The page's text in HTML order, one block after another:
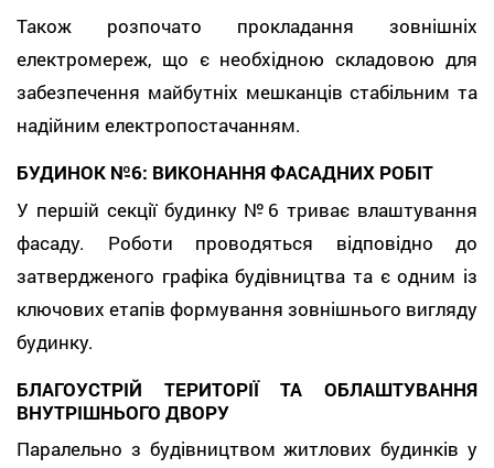
Також розпочато прокладання зовнішніх
електромереж, що є необхідною складовою для
забезпечення майбутніх мешканців стабільним та
надійним електропостачанням.
БУДИНОК №6: ВИКОНАННЯ ФАСАДНИХ РОБІТ
У першій секції будинку №6 триває влаштування
фасаду. Роботи проводяться відповідно до
затвердженого графіка будівництва та є одним із
ключових етапів формування зовнішнього вигляду
будинку.
БЛАГОУСТРІЙ ТЕРИТОРІЇ ТА ОБЛАШТУВАННЯ
ВНУТРІШНЬОГО ДВОРУ
Паралельно з будівництвом житлових будинків у